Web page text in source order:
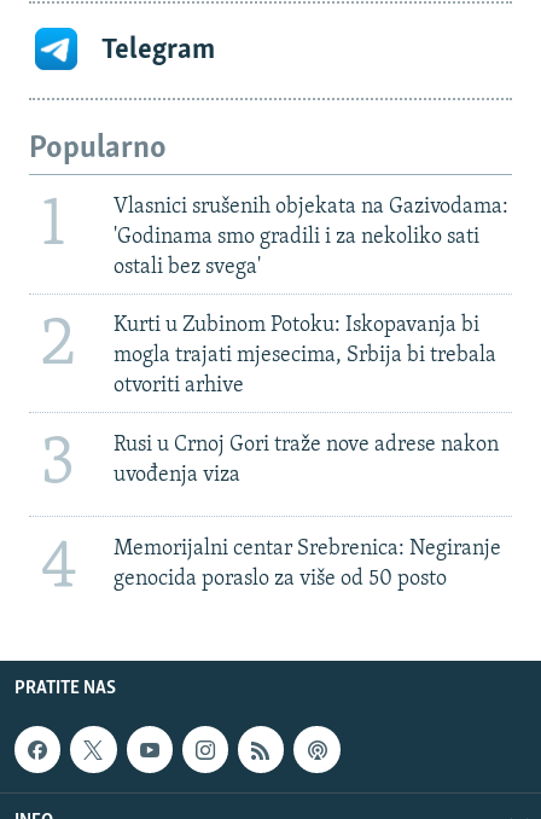
Telegram
Popularno
1
Vlasnici srušenih objekata na Gazivodama:
'Godinama smo gradili i za nekoliko sati
ostali bez svega'
2
Kurti u Zubinom Potoku: Iskopavanja bi
mogla trajati mjesecima, Srbija bi trebala
otvoriti arhive
3
Rusi u Crnoj Gori traže nove adrese nakon
uvođenja viza
4
Memorijalni centar Srebrenica: Negiranje
genocida poraslo za više od 50 posto
PRATITE NAS